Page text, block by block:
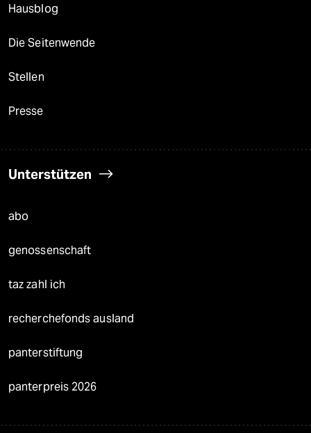
Hausblog
Die Seitenwende
Stellen
Presse
Unterstützen
abo
genossenschaft
taz zahl ich
recherchefonds ausland
panterstiftung
panterpreis 2026